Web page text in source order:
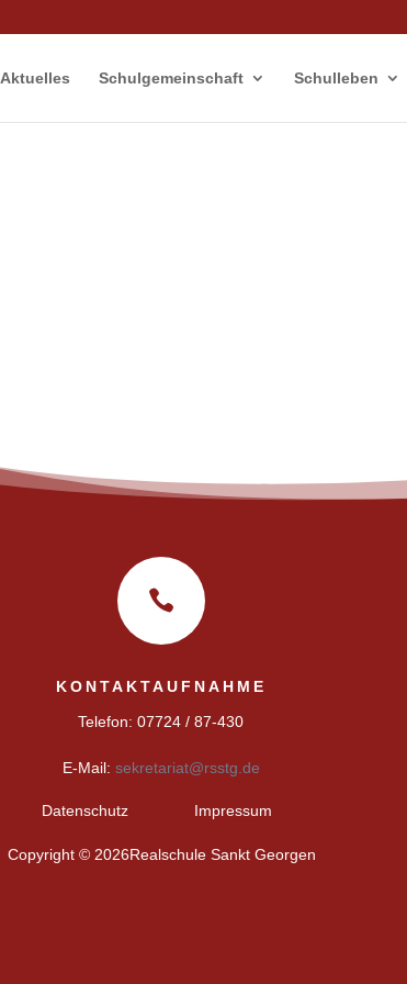
Aktuelles Schulgemeinschaft Schulleben

KONTAKTAUFNAHME
Telefon: 07724 / 87-430
E-Mail: sekretariat@rsstg.de
Datenschutz
Impressum
Copyright © 2026Realschule Sankt Georgen